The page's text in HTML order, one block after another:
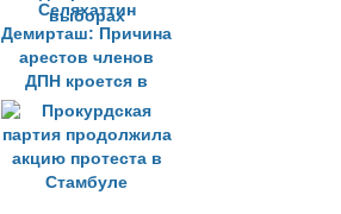
Селяхаттин
Демирташ: Причина
арестов членов
ДПН кроется в
досрочных
выборах